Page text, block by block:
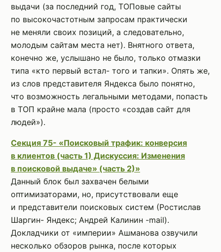
выдачи (за последний год, ТОПовые сайты
по высокочастотным запросам практически
не меняли своих позиций, а следовательно,
молодым сайтам места нет). Внятного ответа,
конечно же, услышано не было, только отмазки
типа «кто первый встал- того и тапки». Опять же,
из слов представителя Яндекса было понятно,
что возможность легальными методами, попасть
в ТОП крайне мала (просто «создав сайт для
людей»).
Секция 75- «Поисковый трафик: конверсия
в клиентов (часть 1) Дискуссия: Изменения
в поисковой выдаче» (часть 2)»
Данный блок был захвачен белыми
оптимизаторами, но, присутствовали еще
и представители поисковых систем (Ростислав
Шаргин- Яндекс; Андрей Калинин -mail).
Докладчики от «империи» Ашманова озвучили
несколько обзоров рынка, после которых